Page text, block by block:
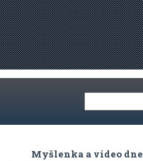
Myšlenka a video dne